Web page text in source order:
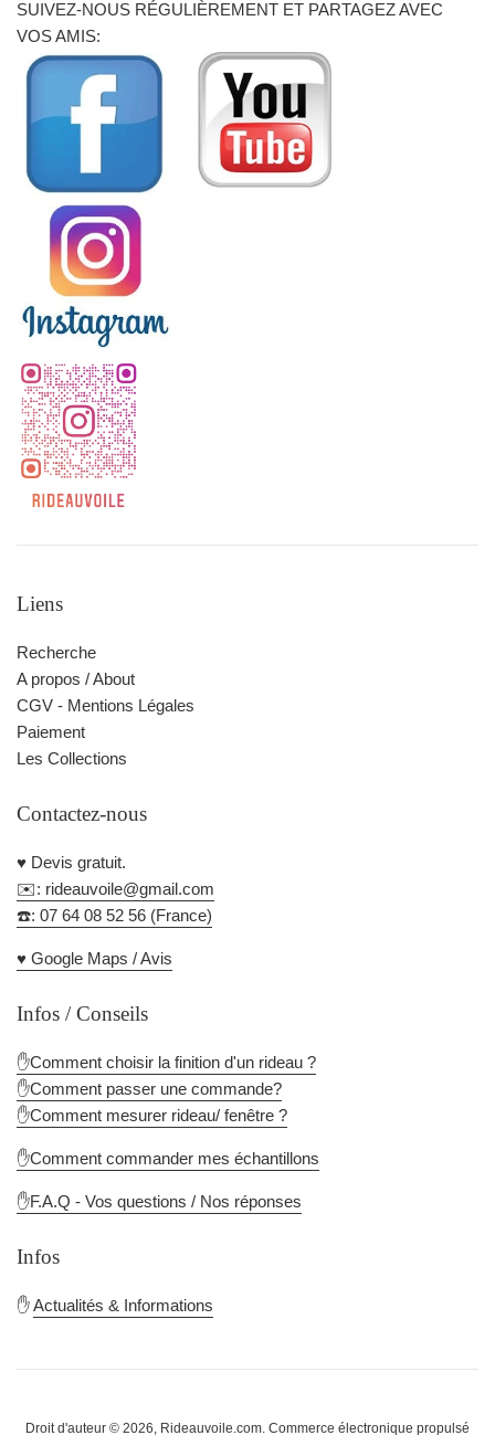
SUIVEZ-NOUS RÉGULIÈREMENT ET PARTAGEZ AVEC
VOS AMIS:
Liens
Recherche
A propos / About
CGV - Mentions Légales
Paiement
Les Collections
Contactez-nous
♥️ Devis gratuit.
✉️: rideauvoile@gmail.com
☎️: 07 64 08 52 56 (France)
♥️ Google Maps / Avis
Infos / Conseils
✋Comment choisir la finition d'un rideau ?
✋Comment passer une commande?
✋Comment mesurer rideau/ fenêtre ?
✋Comment commander mes échantillons
✋F.A.Q - Vos questions / Nos réponses
Infos
✋Actualités & Informations
Droit d'auteur © 2026, Rideauvoile.com. Commerce électronique propulsé